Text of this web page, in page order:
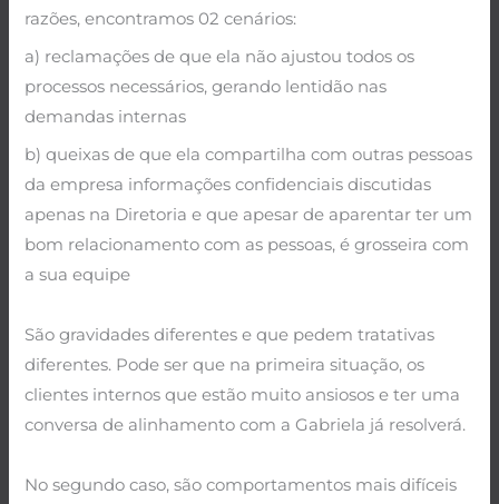
razões, encontramos 02 cenários:
a) reclamações de que ela não ajustou todos os
processos necessários, gerando lentidão nas
demandas internas
b) queixas de que ela compartilha com outras pessoas
da empresa informações confidenciais discutidas
apenas na Diretoria e que apesar de aparentar ter um
bom relacionamento com as pessoas, é grosseira com
a sua equipe
São gravidades diferentes e que pedem tratativas
diferentes. Pode ser que na primeira situação, os
clientes internos que estão muito ansiosos e ter uma
conversa de alinhamento com a Gabriela já resolverá.
No segundo caso, são comportamentos mais difíceis